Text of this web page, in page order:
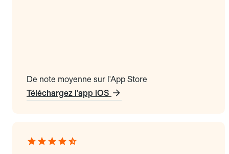
De note moyenne sur l'App Store
Téléchargez l'app iOS